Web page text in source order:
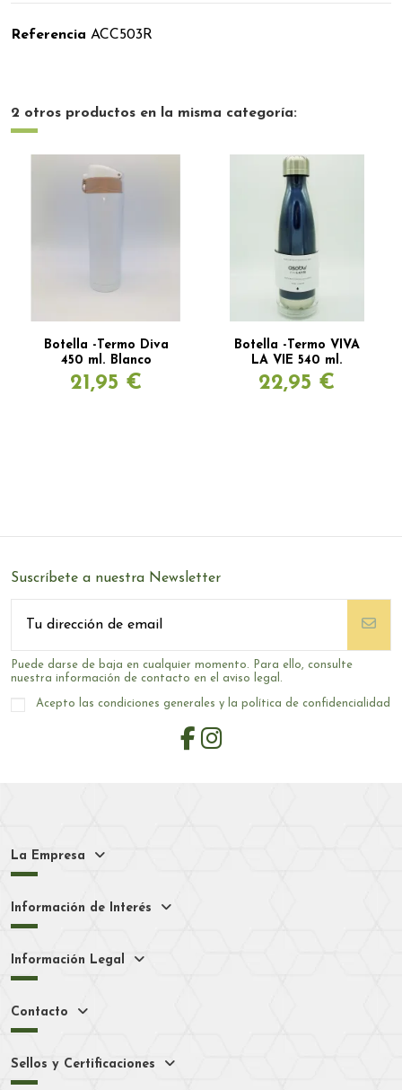
Referencia ACC503R
2 otros productos en la misma categoría:
Botella -Termo Diva
450 ml. Blanco
21,95 €
Botella -Termo VIVA
LA VIE 540 ml.
22,95 €
Suscríbete a nuestra Newsletter
Puede darse de baja en cualquier momento. Para ello, consulte
nuestra información de contacto en el aviso legal.
Acepto las condiciones generales y la política de confidencialidad
La Empresa
Información de Interés
Información Legal
Contacto
Sellos y Certificaciones